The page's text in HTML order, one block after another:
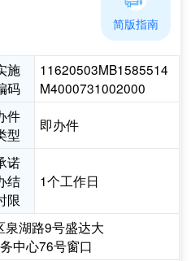
施
码
11620503MB1585514
M4000731002000
件
型
即办件
诺
结
限
1个工作日
泉湖路9号盛达大
中心76号窗口
简版指南